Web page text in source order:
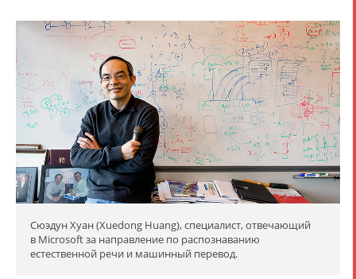
Сюэдун Хуан (Xuedong Huang), специалист, отвечающий
в Microsoft за направление по распознаванию
естественной речи и машинный перевод.